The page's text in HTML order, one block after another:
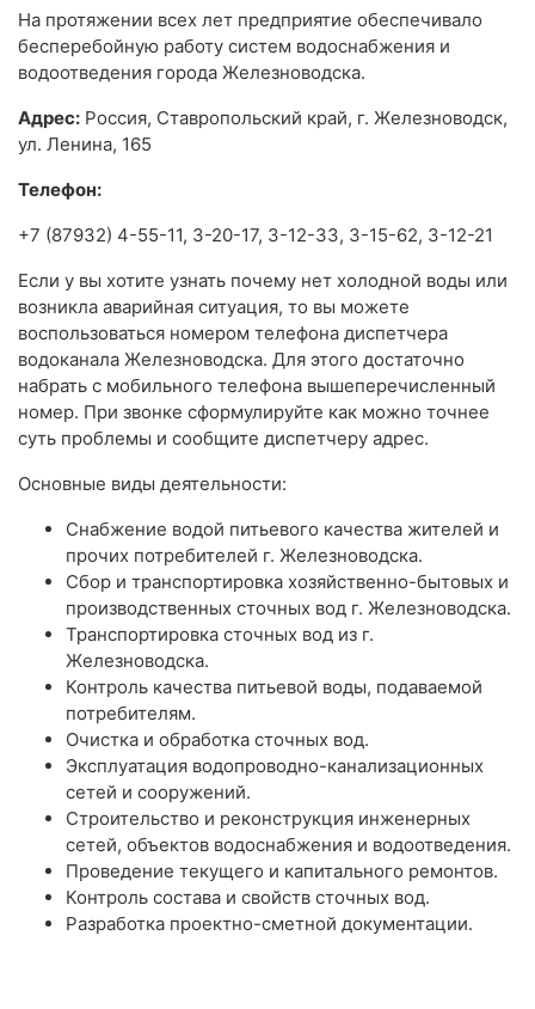
На протяжении всех лет предприятие обеспечивало
бесперебойную работу систем водоснабжения и
водоотведения города Железноводска.
Адрес: Россия, Ставропольский край, г. Железноводск,
ул. Ленина, 165
Телефон:
+7 (87932) 4-55-11, 3-20-17, 3-12-33, 3-15-62, 3-12-21
Если у вы хотите узнать почему нет холодной воды или
возникла аварийная ситуация, то вы можете
воспользоваться номером телефона диспетчера
водоканала Железноводска. Для этого достаточно
набрать с мобильного телефона вышеперечисленный
номер. При звонке сформулируйте как можно точнее
суть проблемы и сообщите диспетчеру адрес.
Основные виды деятельности:
Снабжение водой питьевого качества жителей и
прочих потребителей г. Железноводска.
Сбор и транспортировка хозяйственно-бытовых и
производственных сточных вод г. Железноводска.
Транспортировка сточных вод из г.
Железноводска.
Контроль качества питьевой воды, подаваемой
потребителям.
Очистка и обработка сточных вод.
Эксплуатация водопроводно-канализационных
сетей и сооружений.
Строительство и реконструкция инженерных
сетей, объектов водоснабжения и водоотведения.
Проведение текущего и капитального ремонтов.
Контроль состава и свойств сточных вод.
Разработка проектно-сметной документации.